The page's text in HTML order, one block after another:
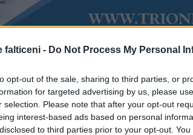
falticeni - Do Not Process My Personal
opt-out of the sale, sharing to third parties, or
for targeted advertising by us, please
selection. Please note that after your opt-out
interest-based ads based on personal
to third parties prior to your opt-out.
Accesări:
să începi ziua cu amendă. Mai
încă de la primele ore ale acestei
Aceștia au oprit mașinile într-un